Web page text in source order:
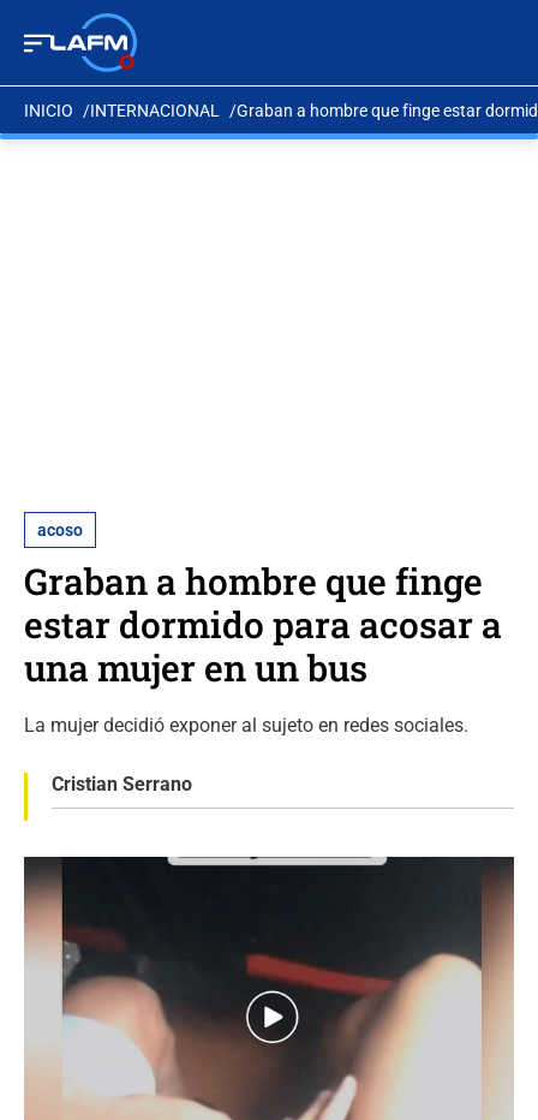
INICIO INTERNACIONAL Graban a hombre que finge estar
acoso
Graban a hombre que finge
estar dormido para acosar a
una mujer en un bus
La mujer decidió exponer al sujeto en redes sociales.
Cristian Serrano